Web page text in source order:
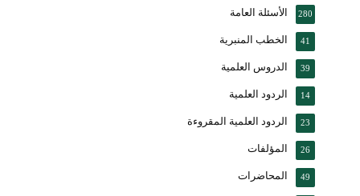
الأسئلة العامة 280
الخطب المنبرية 41
الدروس العلمية 39
الردود العلمية 14
الردود العلمية المقروءة 23
المؤلفات 26
المحاضرات 49